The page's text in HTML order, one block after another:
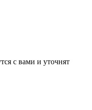
с вами и уточнят